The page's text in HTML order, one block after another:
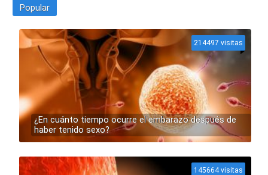
Popular
¿En cuánto tiempo ocurre el embarazo después de
haber tenido sexo?
214497 visitas
145664 visitas